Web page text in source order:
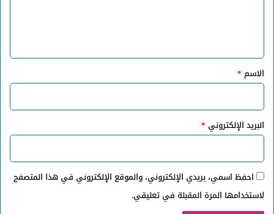
*
الاسم *
البريد الإلكتروني *
احفظ اسمي، بريدي الإلكتروني، والموقع الإلكتروني في هذا المتصفح
لاستخدامها المرة المقبلة في تعليقي.